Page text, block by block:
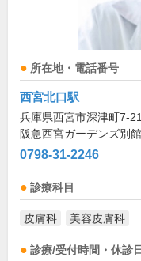
所在地・電話番号
西宮北口駅
兵庫県西宮市深津町7-21
阪急西宮ガーデンズ別
0798-31-2246
診療科目
皮膚科 美容皮膚科
診療/受付時間・休診日